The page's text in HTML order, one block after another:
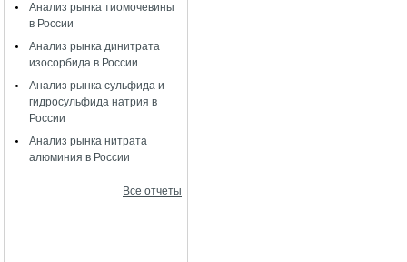
Анализ рынка тиомочевины
в России
Анализ рынка динитрата
изосорбида в России
Анализ рынка сульфида и
гидросульфида натрия в
России
Анализ рынка нитрата
алюминия в России
Все отчеты